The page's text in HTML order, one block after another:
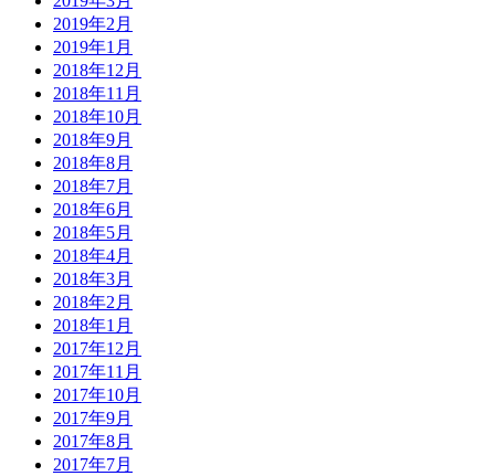
2019年2月
2019年1月
2018年12月
2018年11月
2018年10月
2018年9月
2018年8月
2018年7月
2018年6月
2018年5月
2018年4月
2018年3月
2018年2月
2018年1月
2017年12月
2017年11月
2017年10月
2017年9月
2017年8月
2017年7月